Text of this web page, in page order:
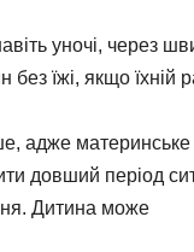
уночі, через
без їжі, якщо їхній
адже материнське
довший період
Дитина може